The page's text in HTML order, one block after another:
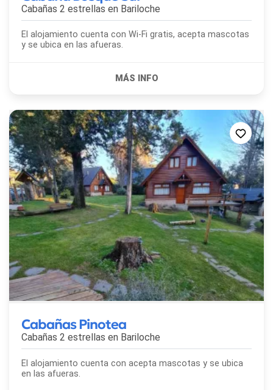
Cabañas 2 estrellas en Bariloche
El alojamiento cuenta con Wi-Fi gratis, acepta mascotas
y se ubica en las afueras.
Cabañas Pinotea
Cabañas 2 estrellas en Bariloche
El alojamiento cuenta con acepta mascotas y se ubica
en las afueras.